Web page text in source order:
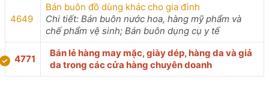
4649
Bán buôn đồ dùng khác cho gia đình
Chi tiết: Bán buôn nước hoa, hàng mỹ phẩm và
chế phẩm vệ sinh; Bán buôn dụng cụ y tế
4771
Bán lẻ hàng may mặc, giày dép, hàng da và giả
da trong các cửa hàng chuyên doanh